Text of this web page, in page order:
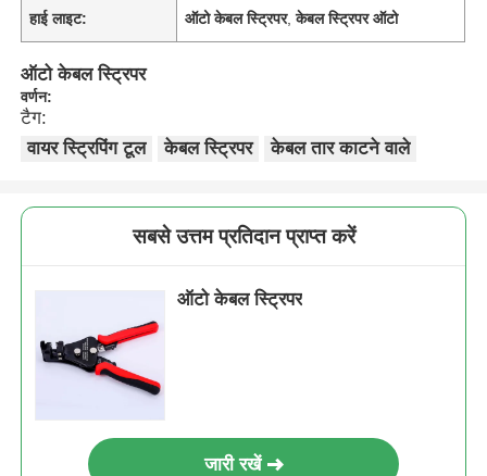
हाई लाइट: ऑटो केबल स्ट्रिपर,केबल स्ट्रिपर ऑटो
ऑटो केबल स्ट्रिपर
वर्णन:
टैग:
वायर स्ट्रिपिंग टूल
केबल स्ट्रिपर केबल तार काटने वाले
सबसे उत्तम प्रतिदान प्राप्त करें
ऑटो केबल स्ट्रिपर
जारी रखें